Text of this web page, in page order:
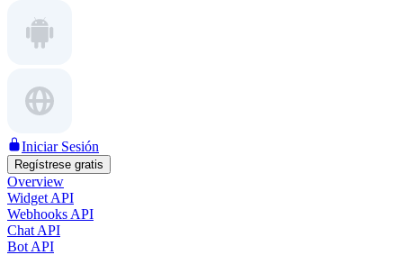
Iniciar Sesión
Regístrese gratis
Overview
Widget API
Webhooks API
Chat API
Bot API